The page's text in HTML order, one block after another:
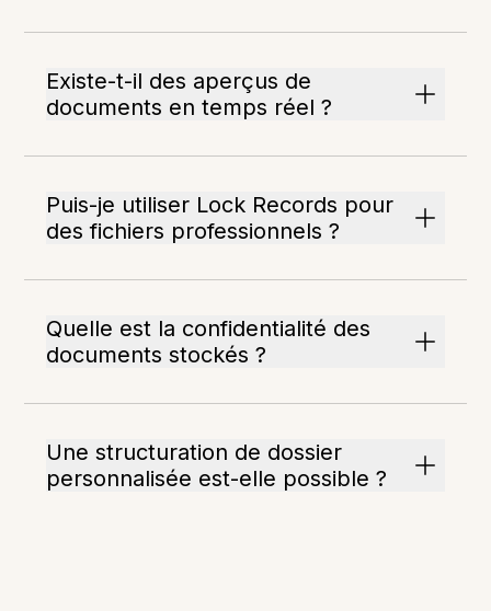
Existe-t-il des aperçus de
documents en temps réel ?
Puis-je utiliser Lock Records pour
des fichiers professionnels ?
Quelle est la confidentialité des
documents stockés ?
Une structuration de dossier
personnalisée est-elle possible ?